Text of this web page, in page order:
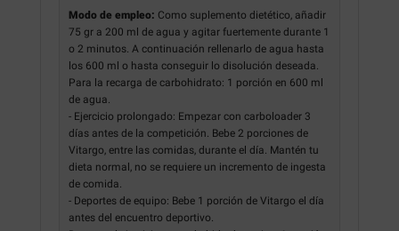
Modo de empleo: Como suplemento dietético, añadir
75 gr a 200 ml de agua y agitar fuertemente durante 1
o 2 minutos. A continuación rellenarlo de agua hasta
los 600 ml o hasta conseguir lo disolución deseada.
Para la recarga de carbohidrato: 1 porción en 600 ml
de agua.
- Ejercicio prolongado: Empezar con carboloader 3
días antes de la competición. Bebe 2 porciones de
Vitargo, entre las comidas, durante el día. Mantén tu
dieta normal, no se requiere un incremento de ingesta
de comida.
- Deportes de equipo: Bebe 1 porción de Vitargo el día
antes del encuentro deportivo.